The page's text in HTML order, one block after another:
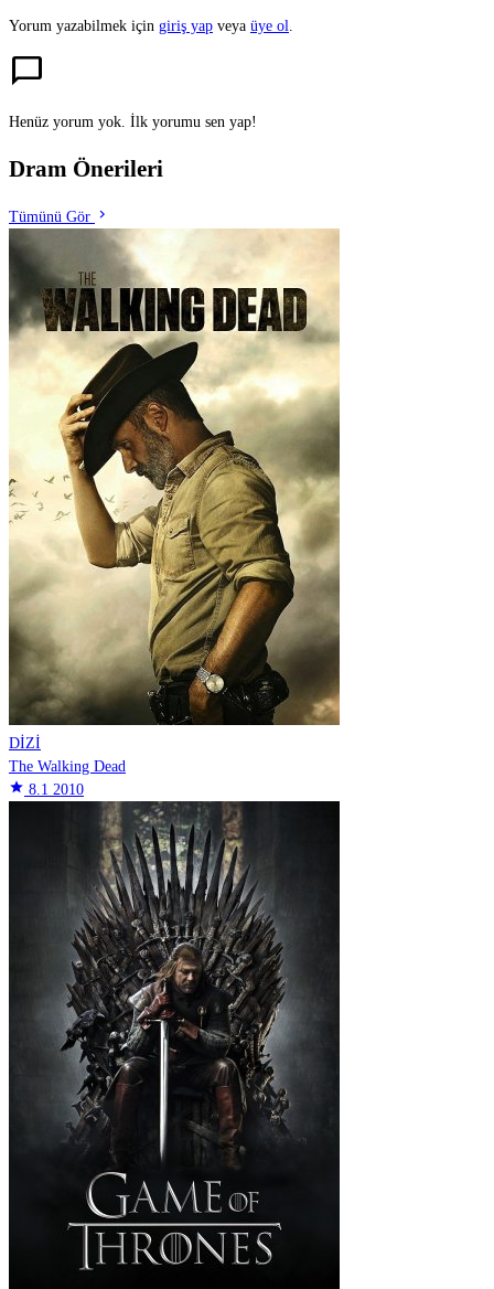
Yorum yazabilmek için giriş yap veya üye ol
chat_bubble
Henüz yorum yok. İlk yorumu sen yap!
Dram Önerileri
Tümünü Gör chevron_right
DİZİ
The Walking Dead
star 8.1 2010